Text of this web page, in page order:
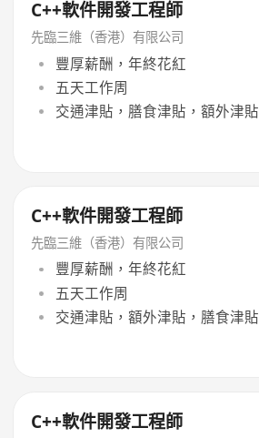
C++軟件開發工程師
先臨三維（香港）有限公司
豐厚薪酬，年終花紅
五天工作周
交通津貼，膳食津貼，額外津貼
C++軟件開發工程師
先臨三維（香港）有限公司
豐厚薪酬，年終花紅
五天工作周
交通津貼，額外津貼，膳食津貼
C++軟件開發工程師